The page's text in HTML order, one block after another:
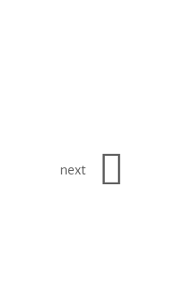
next